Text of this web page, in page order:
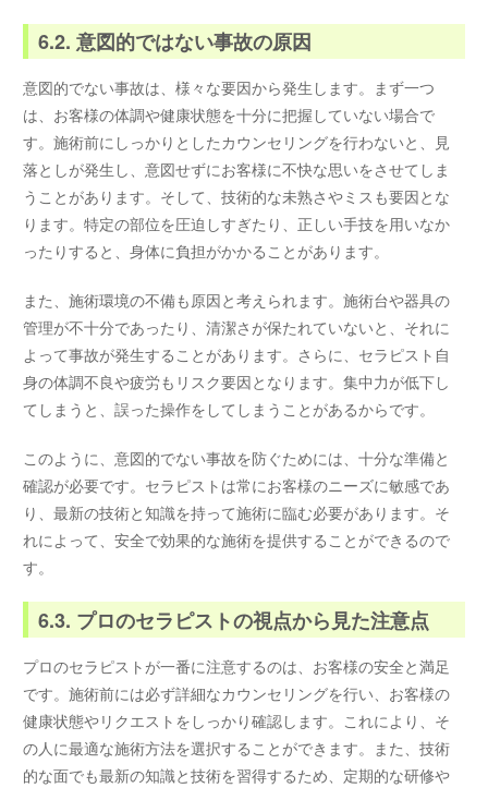
6.2. 意図的ではない事故の原因
意図的でない事故は、様々な要因から発生します。まず一つ
は、お客様の体調や健康状態を十分に把握していない場合で
す。施術前にしっかりとしたカウンセリングを行わないと、見
落としが発生し、意図せずにお客様に不快な思いをさせてしま
うことがあります。そして、技術的な未熟さやミスも要因とな
ります。特定の部位を圧迫しすぎたり、正しい手技を用いなか
ったりすると、身体に負担がかかることがあります。
また、施術環境の不備も原因と考えられます。施術台や器具の
管理が不十分であったり、清潔さが保たれていないと、それに
よって事故が発生することがあります。さらに、セラピスト自
身の体調不良や疲労もリスク要因となります。集中力が低下し
てしまうと、誤った操作をしてしまうことがあるからです。
このように、意図的でない事故を防ぐためには、十分な準備と
確認が必要です。セラピストは常にお客様のニーズに敏感であ
り、最新の技術と知識を持って施術に臨む必要があります。そ
れによって、安全で効果的な施術を提供することができるので
す。
6.3. プロのセラピストの視点から見た注意点
プロのセラピストが一番に注意するのは、お客様の安全と満足
です。施術前には必ず詳細なカウンセリングを行い、お客様の
健康状態やリクエストをしっかり確認します。これにより、そ
の人に最適な施術方法を選択することができます。また、技術
的な面でも最新の知識と技術を習得するため、定期的な研修や